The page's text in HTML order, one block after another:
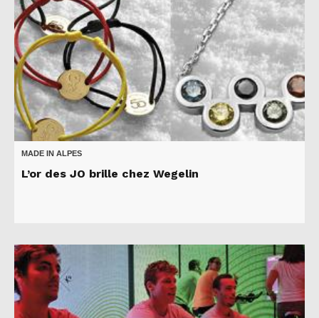
MADE IN ALPES
L’or des JO brille chez Wegelin